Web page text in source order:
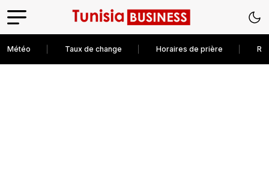
Météo Taux de change Horaires de prière